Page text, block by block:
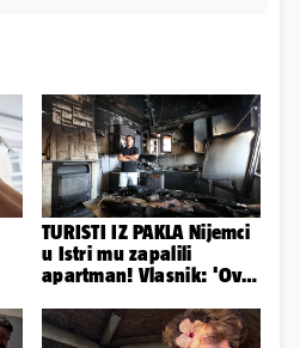
TURISTI IZ PAKLA Nijemci
u Istri mu zapalili
apartman! Vlasnik: 'Ovo